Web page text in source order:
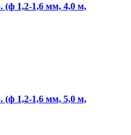
(ф 1,2-1,6 мм, 4,0 м,
(ф 1,2-1,6 мм, 5,0 м,